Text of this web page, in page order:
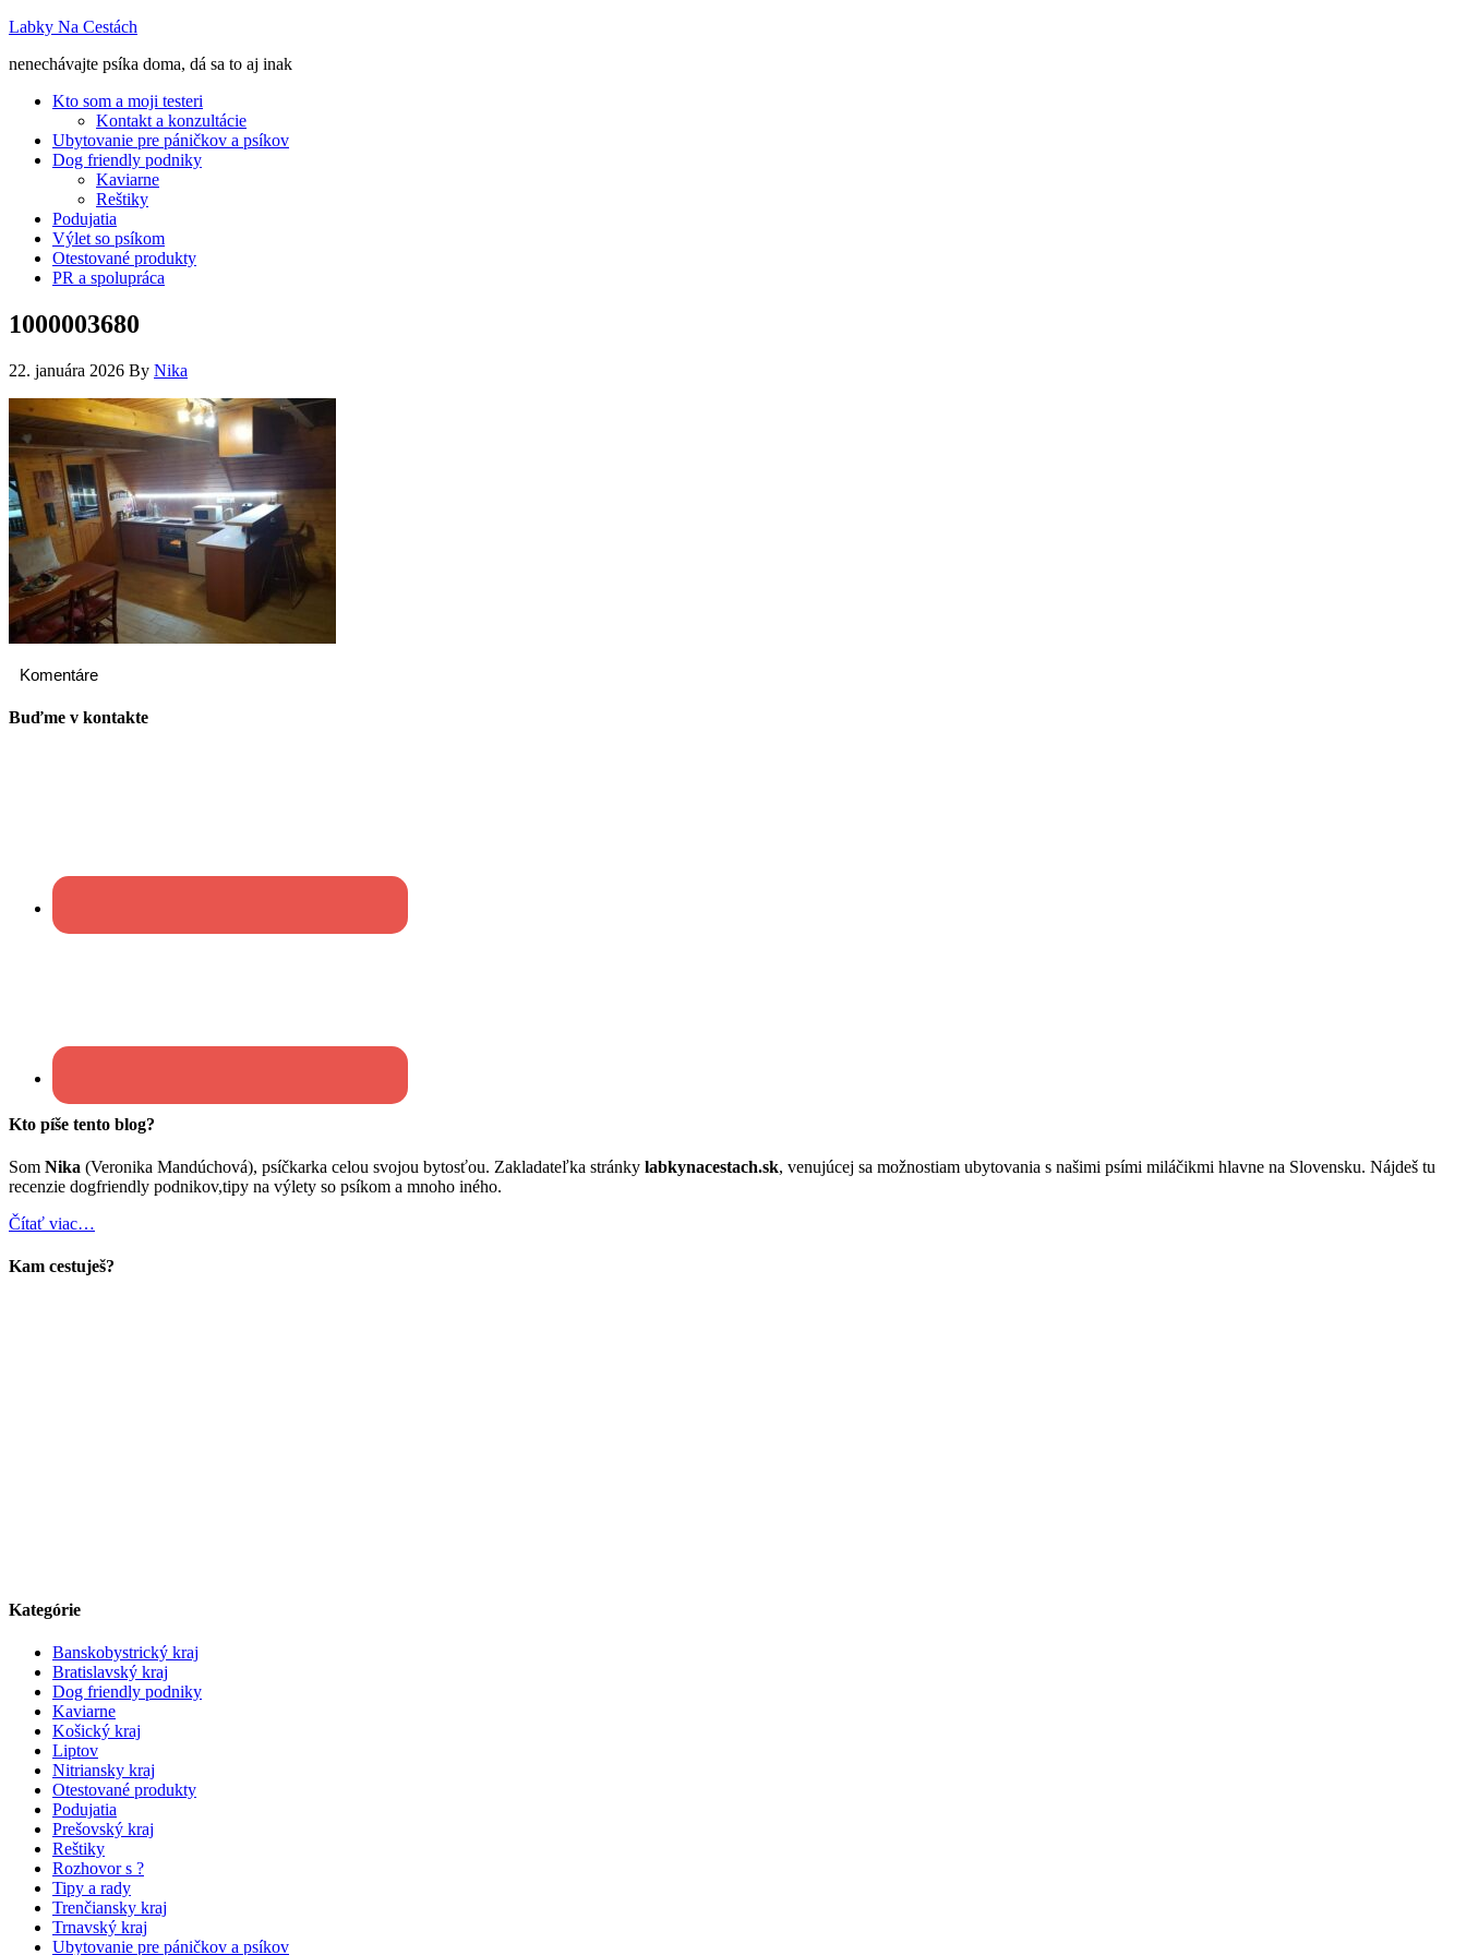
Labky Na Cestách
nenechávajte psíka doma, dá sa to aj inak
Kto som a moji testeri
Kontakt a konzultácie
Ubytovanie pre páničkov a psíkov
Dog friendly podniky
Kaviarne
Reštiky
Podujatia
Výlet so psíkom
Otestované produkty
PR a spolupráca
1000003680
22. januára 2026 By Nika
Komentáre
Buďme v kontakte
Kto píše tento blog?
Som Nika (Veronika Mandúchová), psíčkarka celou svojou bytosťou. Zakladateľka stránky labkynacestach.sk, venujúcej sa možnostiam ubytovania s našimi psími miláčikmi hlavne na Slovensku. Nájdeš tu
recenzie dogfriendly podnikov,tipy na výlety so psíkom a mnoho iného.
Čítať viac…
Kam cestuješ?
Kategórie
Banskobystrický kraj
Bratislavský kraj
Dog friendly podniky
Kaviarne
Košický kraj
Liptov
Nitriansky kraj
Otestované produkty
Podujatia
Prešovský kraj
Reštiky
Rozhovor s ?
Tipy a rady
Trenčiansky kraj
Trnavský kraj
Ubytovanie pre páničkov a psíkov